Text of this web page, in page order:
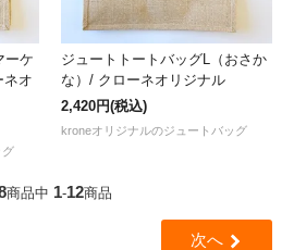
ーケ
ネオ
グ
ジュートトートバッグL（おさか
な）/ クローネオリジナル
2,420円(税込)
kroneオリジナルのジュートバッグ
商品中 1-12商品
次へ